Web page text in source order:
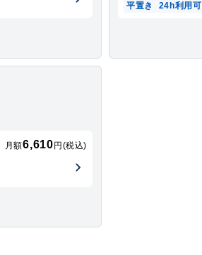
平置き
24h利用可
月額6,610 円(税込)